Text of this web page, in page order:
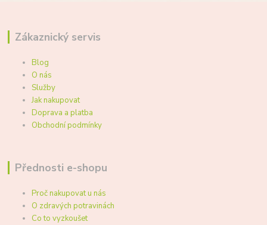
Zákaznický servis
Blog
O nás
Služby
Jak nakupovat
Doprava a platba
Obchodní podmínky
Přednosti e-shopu
Proč nakupovat u nás
O zdravých potravinách
Co to vyzkoušet